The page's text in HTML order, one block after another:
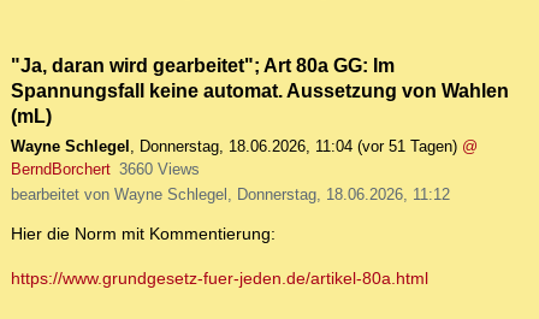
"Ja, daran wird gearbeitet"; Art 80a GG: Im
Spannungsfall keine automat. Aussetzung von Wahlen
(mL)
Wayne Schlegel , Donnerstag, 18.06.2026, 11:04 (vor 51 Tagen) @
BerndBorchert 3660 Views
bearbeitet von Wayne Schlegel, Donnerstag, 18.06.2026, 11:12
Hier die Norm mit Kommentierung:
https://www.grundgesetz-fuer-jeden.de/artikel-80a.html